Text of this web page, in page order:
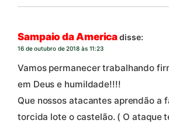
Sampaio da Americadisse:
16 de outubro de 2018 às 11:23
Vamos permanecer trabalhando
em Deus e humildade!!!!
Que nossos atacantes aprendão a
torcida lote o castelão. ( O ataque